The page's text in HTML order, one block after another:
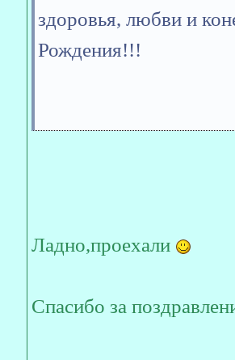
здоровья, любви и
Рождения!!!
Ладно,проехали
Спасибо за